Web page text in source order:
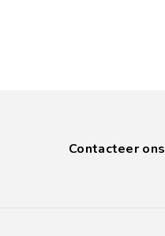
Contacteer ons